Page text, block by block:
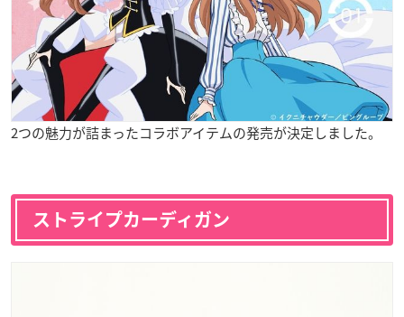
2つの魅力が詰まったコラボアイテムの発売が決定しました。
ストライプカーディガン